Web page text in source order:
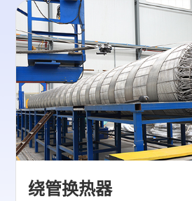
绕管换热器